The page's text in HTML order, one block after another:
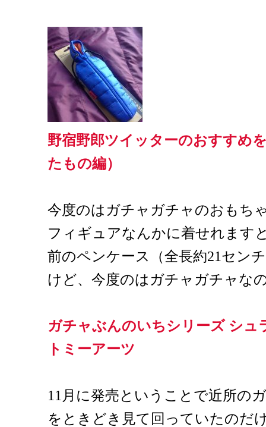
野宿野郎ツイッターのおすすめ
たもの編）
今度のはガチャガチャのおもち
フィギュアなんかに着せれます
前のペンケース（全長約21セン
けど、今度のはガチャガチャな
ガチャぶんのいちシリーズ シュ
トミーアーツ
11月に発売ということで近所の
をときどき見て回っていたのだ